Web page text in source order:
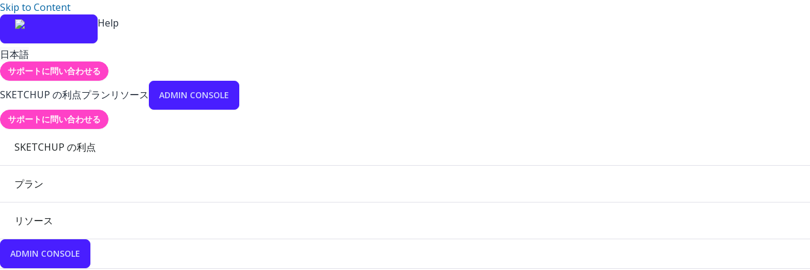
Skip to Content
Help
日本語
サポートに問い合わせる
SKETCHUP の利点プランリソース ADMIN CONSOLE
サポートに問い合わせる
SKETCHUP の利点
プラン
リソース
ADMIN CONSOLE